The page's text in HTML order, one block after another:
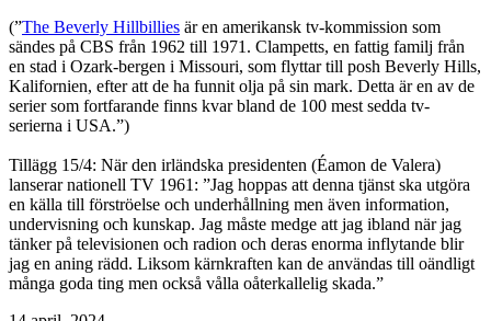
(”The Beverly Hillbillies är en amerikansk tv-kommission som
sändes på CBS från 1962 till 1971. Clampetts, en fattig familj från
en stad i Ozark-bergen i Missouri, som flyttar till posh Beverly Hills,
Kalifornien, efter att de ha funnit olja på sin mark. Detta är en av de
serier som fortfarande finns kvar bland de 100 mest sedda tv-
serierna i USA.”)
Tillägg 15/4: När den irländska presidenten (Éamon de Valera)
lanserar nationell TV 1961: ”Jag hoppas att denna tjänst ska utgöra
en källa till förströelse och underhållning men även information,
undervisning och kunskap. Jag måste medge att jag ibland när jag
tänker på televisionen och radion och deras enorma inflytande blir
jag en aning rädd. Liksom kärnkraften kan de användas till oändligt
många goda ting men också vålla oåterkallelig skada.”